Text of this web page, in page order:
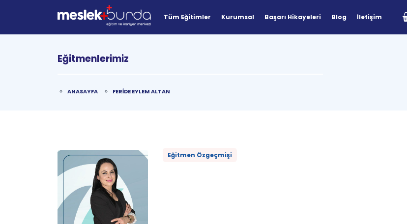
Tüm Eğitimler Kurumsal Başarı Hikayeleri Blog İletişim
Eğitmenlerimiz
ANASAYFA FERİDE EYLEM ALTAN
Eğitmen Özgeçmişi